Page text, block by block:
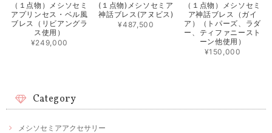
（１点物）メシソセミ
アプリンセス・ベル風
ブレス（リビアングラ
ス使用）
¥249,000
(１点物)メシソセミア
神話ブレス(アヌビス)
¥487,500
（１点物）メシソセミ
ア神話ブレス（ガイ
ア）（トパーズ、ラダ
ー、ティファニースト
ーン他使用）
¥150,000
Category
メシソセミアアクセサリー